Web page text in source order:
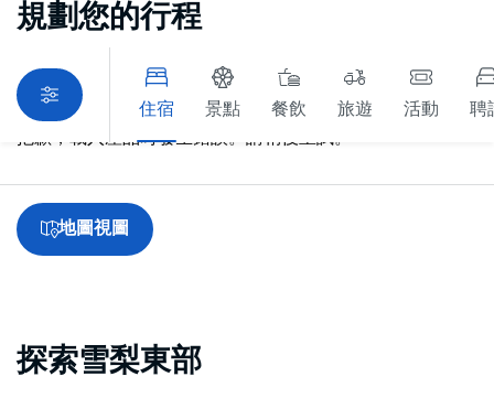
規劃您的行程
住宿 景點 餐飲 旅遊 活動 聘
抱歉，載入產品時發生錯誤。請稍後重試。
地圖視圖
探索雪梨東部